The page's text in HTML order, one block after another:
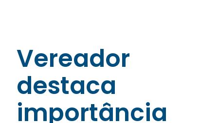
Vereador
destaca
importância